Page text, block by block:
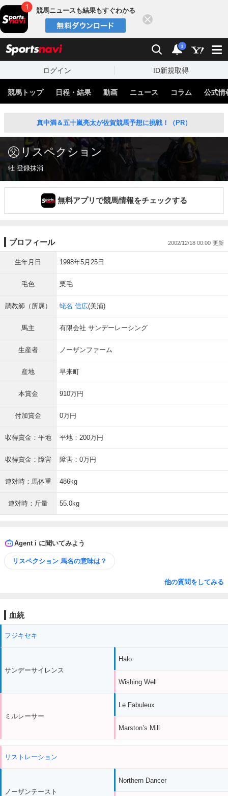
競馬ニュースも結果もすぐわかる
検索 通知
i
ログイン ID新規取得
競馬トップ 日程・結果 動画 ニュース コラム 公式情
真中満＆五十嵐亮太が佐賀競馬予想に挑戦！（PR）
リスペクション
牡 登録抹消
無料アプリで競馬情報をチェックする
プロフィール 2002/12/18 00:00
生年月日 1998年5月25日
毛色 栗毛
調教師（所属） 蛯名 信広(美浦)
馬主 有限会社 サンデーレーシング
生産者 ノーザンファーム
産地 早来町
本賞金 910万円
付加賞金 0万円
収得賞金：平地 平地：200万円
収得賞金：障害 障害：0万円
連対時：馬体重 486kg
連対時：斤量 55.0kg
Agent i に聞いてみよう
リスペクション 馬名の意味は？
他の質問をしてみる
血統
フジキセキ
サンデーサイレンス
ミルレーサー
Halo
Wishing Well
Le Fabuleux
Marston’s Mill
リストレーション
ノーザンテースト
Northern Dancer